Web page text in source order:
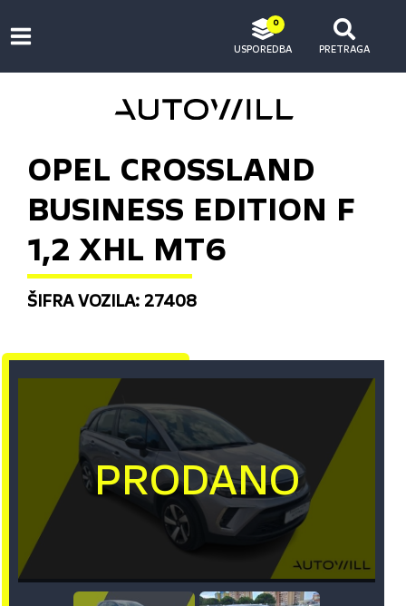
0
USPOREDBA PRETRAGA
OPEL CROSSLAND
BUSINESS EDITION F
1,2 XHL MT6
ŠIFRA VOZILA: 27408